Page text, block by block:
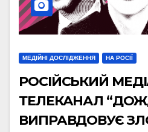
МЕДІЙНІ ДОСЛІДЖЕННЯ НА РОСІЇ
РОСІЙСЬКИЙ
ТЕЛЕКАНАЛ
ВИПРАВДОВУЄ